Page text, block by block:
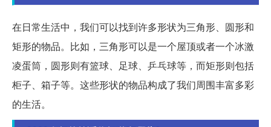
在日常生活中，我们可以找到许多形状为三角形、圆形和
矩形的物品。比如，三角形可以是一个屋顶或者一个冰激
凌蛋筒，圆形则有篮球、足球、乒乓球等，而矩形则包括
柜子、箱子等。这些形状的物品构成了我们周围丰富多彩
的生活。